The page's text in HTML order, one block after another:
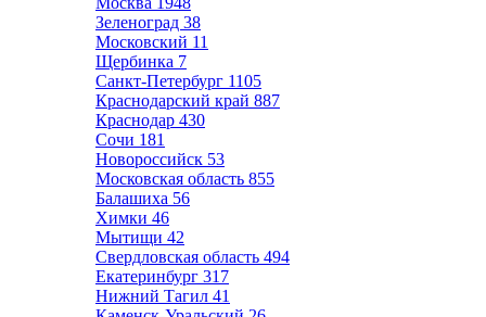
Зеленоград 38
Московский 11
Щербинка 7
Санкт-Петербург 1105
Краснодарский край 887
Краснодар 430
Сочи 181
Новороссийск 53
Московская область 855
Балашиха 56
Химки 46
Мытищи 42
Свердловская область 494
Екатеринбург 317
Нижний Тагил 41